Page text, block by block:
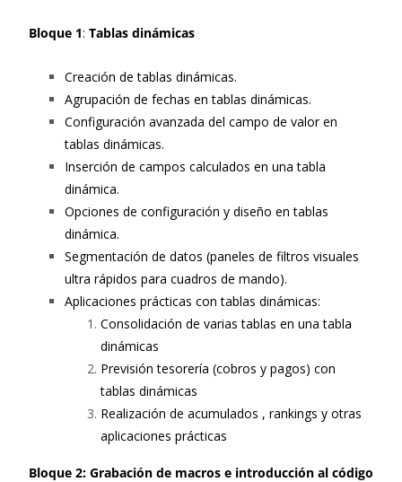
Bloque 1: Tablas dinámicas
Creación de tablas dinámicas.
Agrupación de fechas en tablas dinámicas.
Configuración avanzada del campo de valor en
tablas dinámicas.
Inserción de campos calculados en una tabla
dinámica.
Opciones de configuración y diseño en tablas
dinámica.
Segmentación de datos (paneles de filtros visuales
ultra rápidos para cuadros de mando).
Aplicaciones prácticas con tablas dinámicas:
Consolidación de varias tablas en una tabla
dinámicas
Previsión tesorería (cobros y pagos) con
tablas dinámicas
Realización de acumulados , rankings y otras
aplicaciones prácticas
Bloque 2: Grabación de macros e introducción al código